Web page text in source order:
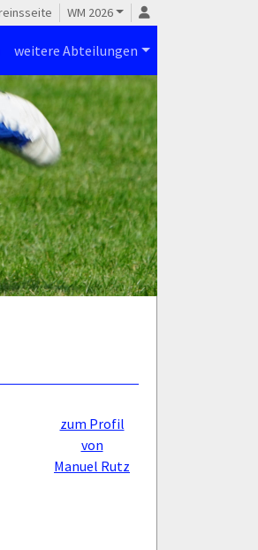
WM 2026
weitere Abteilungen
zum Profil
von
Manuel Rutz